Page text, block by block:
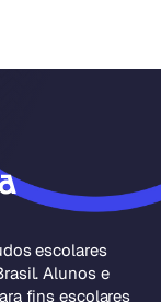
escolares
Alunos e
fins escolares